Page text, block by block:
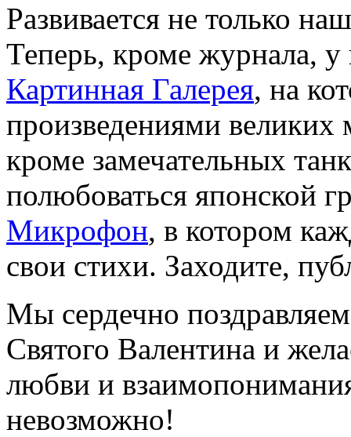
Развивается не только
Теперь, кроме журнала, у
Картинная Галерея, на
произведениями великих
кроме замечательных
полюбоваться японской
Микрофон, в котором
свои стихи. Заходите,
Мы сердечно
Святого Валентина и
любви и
невозможно!